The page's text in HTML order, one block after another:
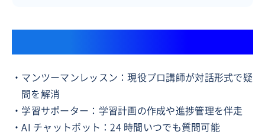
・マンツーマンレッスン：現役プロ講師が対話形式で疑
問を解消
・学習サポーター：学習計画の作成や進捗管理を伴走
・AI チャットボット：24 時間いつでも質問可能